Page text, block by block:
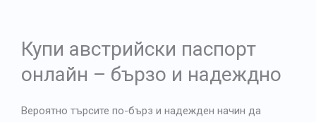
Купи австрийски паспорт
онлайн – бързо и надеждно
Вероятно търсите по-бърз и надежден начин да
Chinese
French